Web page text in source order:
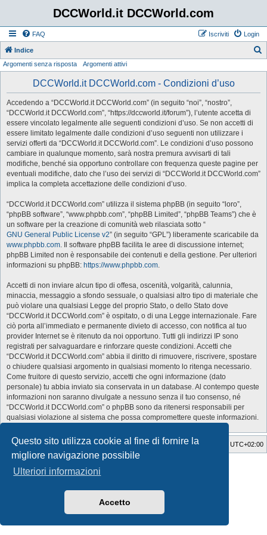
Questo sito utilizza cookie al fine di fornire la
migliore navigazione possibile
Ulteriori informazioni
Accetto
DCCWorld.it DCCWorld.com
FAQ Login
Iscriviti
Indice
Argomenti senza risposta Argomenti attivi
DCCWorld.it DCCWorld.com - Condizioni d’uso
Accedendo a “DCCWorld.it DCCWorld.com” (in seguito “noi”, “nostro”,
“DCCWorld.it DCCWorld.com”, “https://dccworld.it/forum”), l’utente accetta di
essere vincolato legalmente alle seguenti condizioni d’uso. Se non accetti di
essere limitato legalmente dalle condizioni d’uso seguenti non utilizzare i
servizi offerti da “DCCWorld.it DCCWorld.com”. Le condizioni d’uso possono
cambiare in qualunque momento, sarà nostra premura avvisarti di tali
modifiche, benché sia opportuno controllare con frequenza queste pagine per
eventuali modifiche, dato che l’uso dei servizi di “DCCWorld.it DCCWorld.com”
implica la completa accettazione delle condizioni d’uso.
“DCCWorld.it DCCWorld.com” utilizza il sistema phpBB (in seguito “loro”,
“phpBB software”, “www.phpbb.com”, “phpBB Limited”, “phpBB Teams”) che è
un software per la creazione di comunità web rilasciata sotto “
GNU General Public License v2” (in seguito “GPL”) liberamente scaricabile da
www.phpbb.com. Il software phpBB facilita le aree di discussione internet;
phpBB Limited non è responsabile dei contenuti e della gestione. Per ulteriori
informazioni su phpBB: https://www.phpbb.com.
Accetti di non inviare alcun tipo di offesa, oscenità, volgarità, calunnia,
minaccia, messaggio a sfondo sessuale, o qualsiasi altro tipo di materiale che
può violare una qualsiasi Legge del proprio Stato, o dello Stato dove
“DCCWorld.it DCCWorld.com” è ospitato, o di una Legge internazionale. Fare
ciò porta all’immediato e permanente divieto di accesso, con notifica al tuo
provider Internet se è ritenuto da noi opportuno. Tutti gli indirizzi IP sono
registrati per salvaguardare e rinforzare queste condizioni. Accetti che
“DCCWorld.it DCCWorld.com” abbia il diritto di rimuovere, riscrivere, spostare
o chiudere qualsiasi argomento in qualsiasi momento lo ritenga necessario.
Come fruitore di questo servizio, accetti che ogni informazione (dato
personale) tu abbia inviato sia conservata in un database. Al contempo queste
informazioni non saranno divulgate a nessuno senza il tuo consenso, né
“DCCWorld.it DCCWorld.com” o phpBB sono da ritenersi responsabili per
qualsiasi violazione al sistema che possa compromettere queste informazioni.
Indice Tutti gli orari sono UTC+02:00
Cancella cookie
Style Developer by ©
Creato daphpBB
Privacy|Condizioni